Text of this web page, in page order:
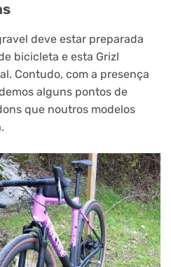
deve estar preparada
bicicleta e esta Grizl
Contudo, com a presença
alguns pontos de
que noutros modelos